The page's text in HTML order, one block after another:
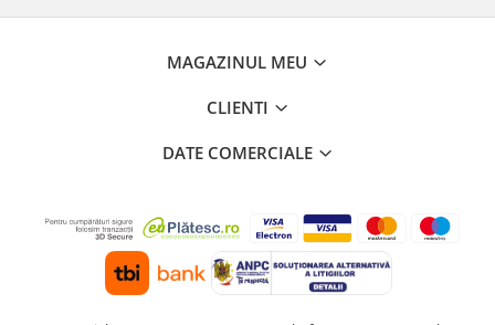
MAGAZINUL MEU
CLIENTI
DATE COMERCIALE